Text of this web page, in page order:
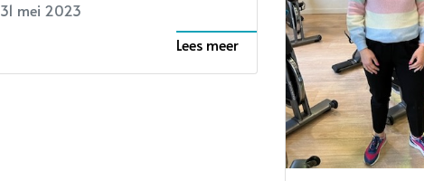
31 mei 2023
Lees meer